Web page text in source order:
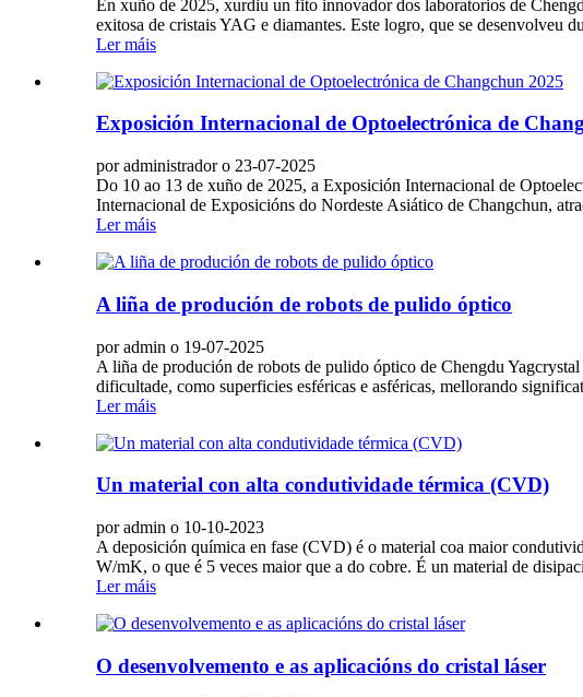
En xuño de 2025, xurdiu un fito innovador dos laboratorios de
exitosa de cristais YAG e diamantes. Este logro, que se desenvolveu
Ler máis
Exposición Internacional de Optoelectrónica de
por administrador o 23-07-2025
Do 10 ao 13 de xuño de 2025, a Exposición Internacional de
Internacional de Exposicións do Nordeste Asiático de Changchun,
Ler máis
A liña de produción de robots de pulido óptico
por admin o 19-07-2025
A liña de produción de robots de pulido óptico de Chengdu
dificultade, como superficies esféricas e asféricas, mellorando
Ler máis
Un material con alta condutividade térmica (CVD)
por admin o 10-10-2023
A deposición química en fase (CVD) é o material coa maior
W/mK, o que é 5 veces maior que a do cobre. É un material de
Ler máis
O desenvolvemento e as aplicacións do cristal láser